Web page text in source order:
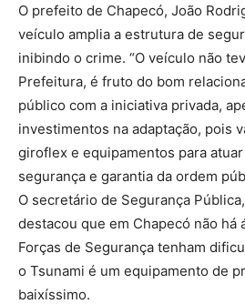
O prefeito de Chapecó, João
veículo amplia a estrutura de
inibindo o crime. “O veículo não
Prefeitura, é fruto do bom
público com a iniciativa privada,
investimentos na adaptação, pois
giroflex e equipamentos para
segurança e garantia da ordem
O secretário de Segurança
destacou que em Chapecó não há
Forças de Segurança tenham
o Tsunami é um equipamento de
baixíssimo.